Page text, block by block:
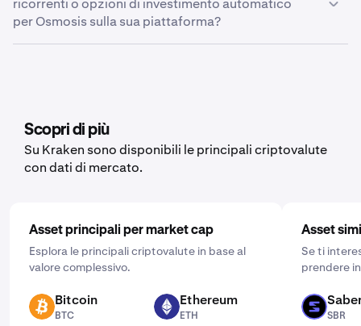
Seleziona “Crea nuovo avviso” e segui la stessa
procedura illustrata per la piattaforma web.
esportazione”. Qui puoi scegliere se visualizzare lo
storico del trading, lo storico del ledger o il saldo, a
seconda dei dati che desideri esportare.
ricorrenti o opzioni di investimento automatico
per Osmosis sulla sua piattaforma?
dell’acquisto e clicca su “Una tantum” per scegliere la
frequenza più adatta alle tue esigenze: giornaliera,
settimanale o mensile.
Scopri di più
Su Kraken sono disponibili le principali criptovalute
con dati di mercato.
Asset principali per market cap
Esplora le principali criptovalute in base al
valore complessivo.
BTC Bitcoin
BTC
ETH Ethereum
ETH
Asset
Se ti
prendere
SBR
SBR